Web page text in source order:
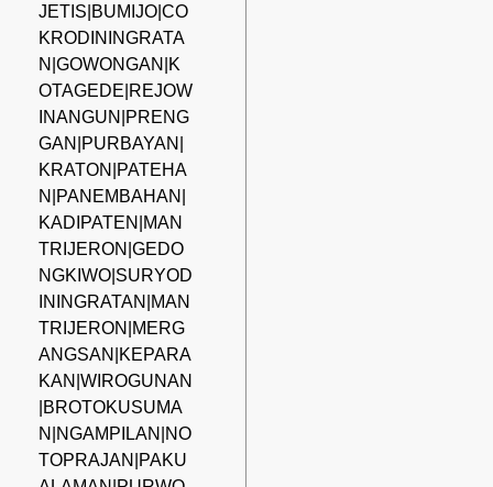
JETIS|BUMIJO|CO
KRODININGRATA
N|GOWONGAN|K
OTAGEDE|REJOW
INANGUN|PRENG
GAN|PURBAYAN|
KRATON|PATEHA
N|PANEMBAHAN|
KADIPATEN|MAN
TRIJERON|GEDO
NGKIWO|SURYOD
ININGRATAN|MAN
TRIJERON|MERG
ANGSAN|KEPARA
KAN|WIROGUNAN
|BROTOKUSUMA
N|NGAMPILAN|NO
TOPRAJAN|PAKU